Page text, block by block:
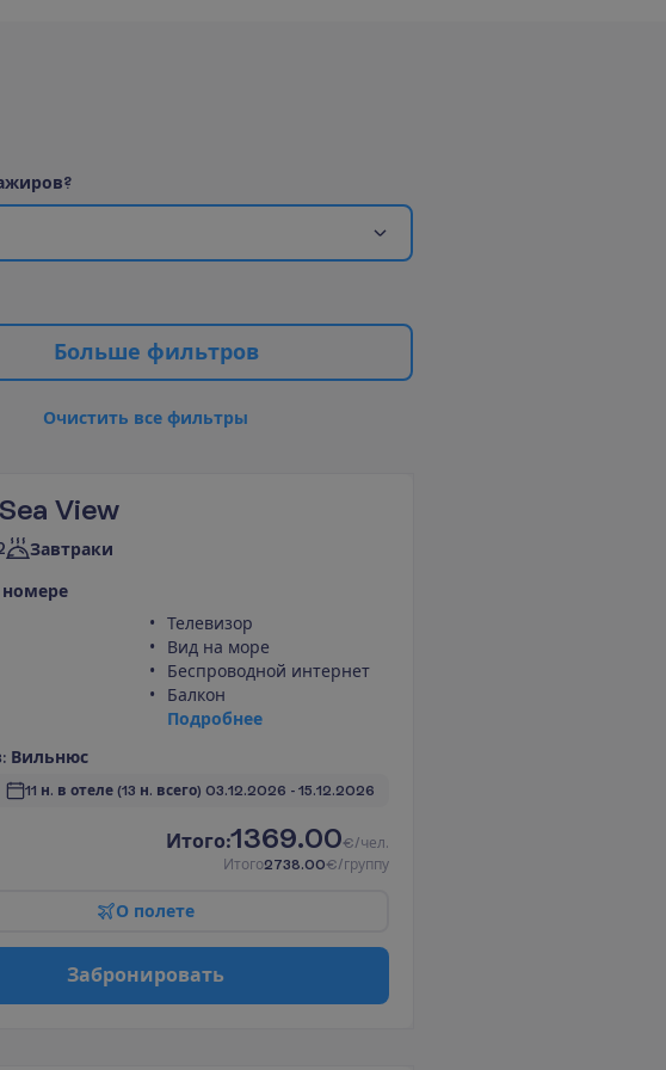
жиров?
Больше фильтров
Очистить все фильтры
View
Завтраки
номере
Телевизор
Вид на море
Беспроводной интернет
Балкон
Подробнее
: Вильнюс
11 н. в отеле (13 н. всего) 03.12.2026 - 15.12.2026
Итого:1369.00€/чел.
Итого2738.00€/группу
О полете
Забронировать